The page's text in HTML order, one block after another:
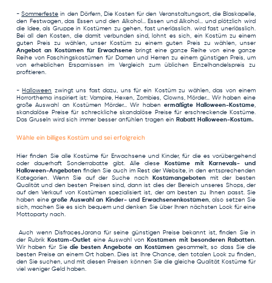
-Sommerfeste in den Dörfern, Die Kosten für den Veranstaltungsort, die Blaskapelle,
den Festwagen, das Essen und den Alkohol... Essen und Alkohol... und plötzlich wird
die Idee, als Gruppe in Kostümen zu gehen, fast unerlässlich. wird fast unerlässlich.
Bei all den Kosten, die damit verbunden sind, lohnt es sich, ein Kostüm zu einem
guten Preis zu wählen, unser Kostüm zu einem guten Preis zu wählen, unser
Angebot an Kostümen für Erwachsene bringt eine ganze Reihe von eine ganze
Reihe von Faschingskostümen für Damen und Herren zu einem günstigen Preis, um
von erheblichen Ersparnissen im Vergleich zum üblichen Einzelhandelspreis zu
profitieren.
- Halloween zwingt uns fast dazu, uns für ein Kostüm zu wählen, das von einem
Horrorthema inspiriert ist: Vampire, Hexen, Zombies, Clowns, Mörder... Wir haben eine
große Auswahl an Kostümen Mörder... Wir haben ermäßigte Halloween-Kostüme,
skandalöse Preise für schreckliche skandalöse Preise für erschreckende Kostüme.
Das Gruseln wird sich immer besser anfühlen tragen ein Rabatt Halloween-Kostüm.
Wähle ein billiges Kostüm und sei erfolgreich
Hier finden Sie alle Kostüme für Erwachsene und Kinder, für die es vorübergehend
oder dauerhaft Sonderrabatte gibt. Alle diese
Kostüme mit Karnevals- und
Halloween-Angeboten finden Sie auch im Rest der Website, in den entsprechenden
Kategorien. Wenn Sie auf der Suche nach
Kostümangeboten mit der besten
Qualität und den besten Preisen sind, dann ist dies der Bereich unseres Shops, der
auf den Verkauf von Kostümen spezialisiert ist, der am besten zu Ihnen passt. Sie
haben eine große Auswahl an Kinder- und Erwachsenenkostümen, also setzen Sie
sich, machen Sie es sich bequem und denken Sie über Ihren nächsten Look für eine
Mottoparty nach.
Auch wenn DisfracesJarana für seine günstigen Preise bekannt ist, finden Sie in
der Rubrik Kostüm-Outlet eine Auswahl von Kostümen mit besonderen Rabatten.
Wir haben für Sie die besten Angebote an Kostümengesammelt, so dass Sie die
besten Preise an einem Ort haben. Dies ist Ihre Chance, den totalen Look zu finden,
den Sie suchen, und mit diesen Preisen können Sie die gleiche Qualität Kostüme für
viel weniger Geld haben.